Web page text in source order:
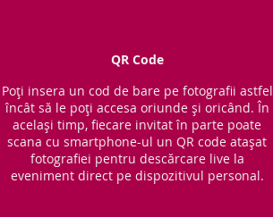
QR Code
Poți insera un cod de bare pe fotografii astfel
încât să le poți accesa oriunde și oricând. În
același timp, fiecare invitat în parte poate
scana cu smartphone-ul un QR code atașat
fotografiei pentru descărcare live la
eveniment direct pe dispozitivul personal.